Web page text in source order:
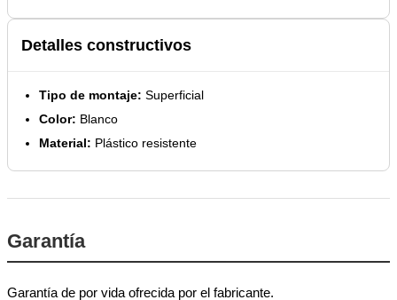
Detalles constructivos
Tipo de montaje: Superficial
Color: Blanco
Material: Plástico resistente
Garantía
Garantía de por vida ofrecida por el fabricante.